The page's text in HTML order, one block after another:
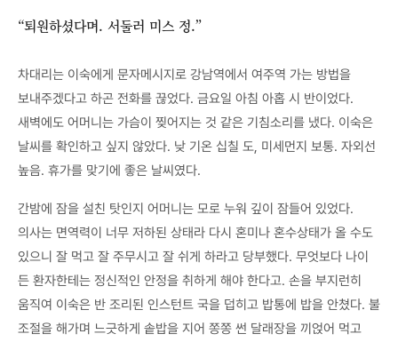
“퇴원하셨다며. 서둘러 미스 정.”
차대리는 이숙에게 문자메시지로 강남역에서 여주역 가는 방법을
보내주겠다고 하곤 전화를 끊었다. 금요일 아침 아홉 시 반이었다.
새벽에도 어머니는 가슴이 찢어지는 것 같은 기침소리를 냈다. 이숙은
날씨를 확인하고 싶지 않았다. 낮 기온 십칠 도, 미세먼지 보통. 자외선
높음. 휴가를 맞기에 좋은 날씨였다.
간밤에 잠을 설친 탓인지 어머니는 모로 누워 깊이 잠들어 있었다.
의사는 면역력이 너무 저하된 상태라 다시 혼미나 혼수상태가 올 수도
있으니 잘 먹고 잘 주무시고 잘 쉬게 하라고 당부했다. 무엇보다 나이
든 환자한테는 정신적인 안정을 취하게 해야 한다고. 손을 부지런히
움직여 이숙은 반 조리된 인스턴트 국을 덥히고 밥통에 밥을 안쳤다. 불
조절을 해가며 느긋하게 솥밥을 지어 쫑쫑 썬 달래장을 끼얹어 먹고